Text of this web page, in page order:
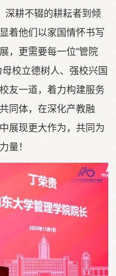
耕不辍的耕耘者到倾
着他们以家国情怀书写
，更需要每一位“管院
校立德树人、强校兴国
友一道，着力构建服务
同体，在深化产教融
展现更大作为，共同为
量！